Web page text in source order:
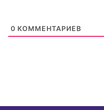
0 КОММЕНТАРИЕВ